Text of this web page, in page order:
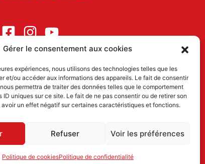
Gérer le consentement aux cookies
expériences, nous utilisons des technologies telles que les
et/ou accéder aux informations des appareils. Le fait de consentir
permettra de traiter des données telles que le comportement
ID uniques sur ce site. Le fait de ne pas consentir ou de retirer son
un effet négatif sur certaines caractéristiques et fonctions.
Refuser Voir les préférences
Politique de cookiesPolitique de confidentialité